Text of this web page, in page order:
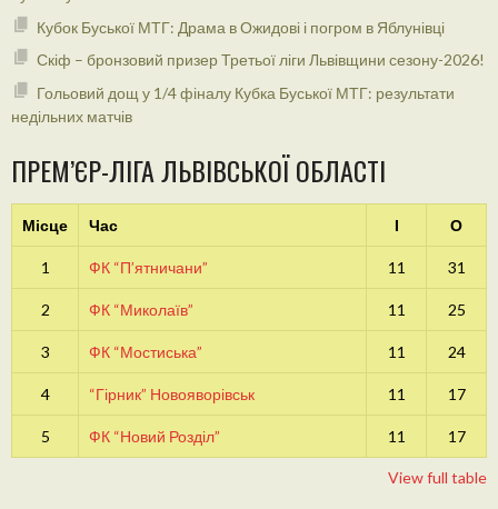
Кубок Буської МТГ: Драма в Ожидові і погром в Яблунівці
Скіф – бронзовий призер Третьої ліги Львівщини сезону-2026!
Гольовий дощ у 1/4 фіналу Кубка Буської МТГ: результати
недільних матчів
ПРЕМ’ЄР-ЛІГА ЛЬВІВСЬКОЇ ОБЛАСТІ
Місце Час І О
1 ФК “П’ятничани” 11 31
2 ФК “Миколаїв” 11 25
3 ФК “Мостиська” 11 24
4 “Гірник” Новояворівськ 11 17
5 ФК “Новий Розділ” 11 17
View full table